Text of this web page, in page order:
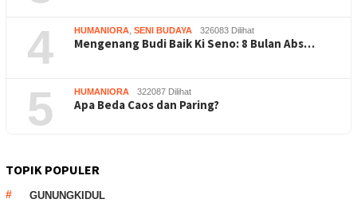
4 HUMANIORA, SENI BUDAYA 326083 Dilihat
Mengenang Budi Baik Ki Seno: 8 Bulan Abs…
5 HUMANIORA 322087 Dilihat
Apa Beda Caos dan Paring?
TOPIK POPULER
GUNUNGKIDUL